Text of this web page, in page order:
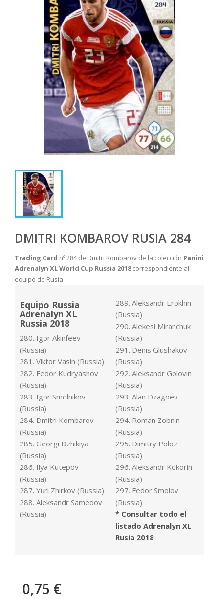
DMITRI KOMBAROV RUSIA 284
Trading Card nº 284 de Dmitri Kombarov de la colección Panini
Adrenalyn XL World Cup Russia 2018correspondiente al
equipo de Rusia.
Equipo Russia
Adrenalyn XL
Russia 2018
280. Igor Akinfeev
(Russia)
281. Viktor Vasin (Russia)
282. Fedor Kudryashov
(Russia)
283. Igor Smolnikov
(Russia)
284. Dmitri Kombarov
(Russia)
285. Georgi Dzhikiya
(Russia)
286. Ilya Kutepov
(Russia)
287. Yuri Zhirkov (Russia)
288. Aleksandr Samedov
(Russia)
289. Aleksandr Erokhin
(Russia)
290. Alekesi Miranchuk
(Russia)
291. Denis Glushakov
(Russia)
292. Aleksandr Golovin
(Russia)
293. Alan Dzagoev
(Russia)
294. Roman Zobnin
(Russia)
295. Dimitry Poloz
(Russia)
296. Aleksandr Kokorin
(Russia)
297. Fedor Smolov
(Russia)
* Consultar todo el
listado Adrenalyn XL
Rusia 2018
0,75 €